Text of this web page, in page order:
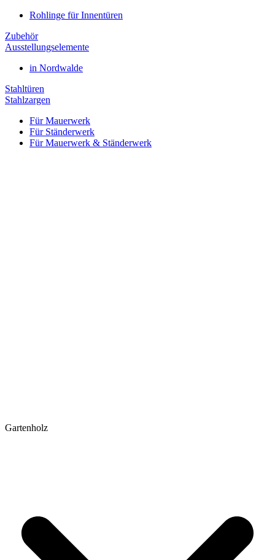
Rohlinge für Innentüren
Zubehör
Ausstellungselemente
in Nordwalde
Stahltüren
Stahlzargen
Für Mauerwerk
Für Ständerwerk
Für Mauerwerk & Ständerwerk
Gartenholz